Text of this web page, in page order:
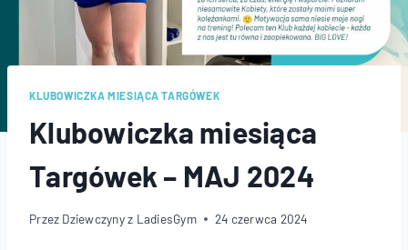
KLUBOWICZKA MIESIĄCA TARGÓWEK
Klubowiczka miesiąca
Targówek – MAJ 2024
Przez Dziewczyny z LadiesGym 24 czerwca 2024